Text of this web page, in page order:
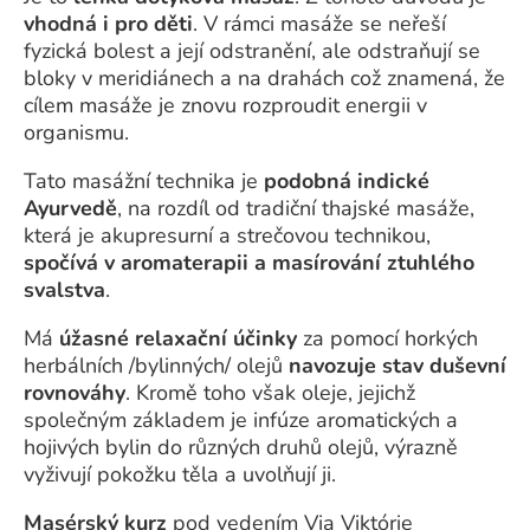
vhodná i pro děti. V rámci masáže se neřeší
fyzická bolest a její odstranění, ale odstraňují se
bloky v meridiánech a na drahách což znamená, že
cílem masáže je znovu rozproudit energii v
organismu.
Tato masážní technika je podobná indické
Ayurvedě, na rozdíl od tradiční thajské masáže,
která je akupresurní a strečovou technikou,
spočívá v aromaterapii a masírování ztuhlého
svalstva.
Má úžasné relaxační účinky za pomocí horkých
herbálních /bylinných/ olejů navozuje stav duševní
rovnováhy. Kromě toho však oleje, jejichž
společným základem je infúze aromatických a
hojivých bylin do různých druhů olejů, výrazně
vyživují pokožku těla a uvolňují ji.
Masérský kurz pod vedením Via Viktórie